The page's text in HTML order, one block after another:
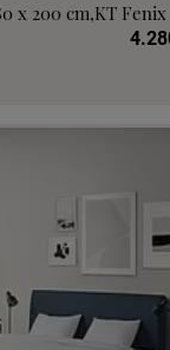
x 200 cm,KT Fenix